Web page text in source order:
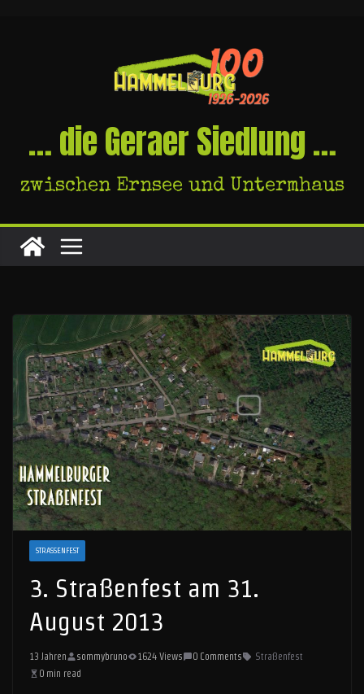
… die Geraer Siedlung …
zwischen Ernsee und Untermhaus
STRASSENFEST
3. Straßenfest am 31.
August 2013
13 Jahren sommybruno 1624 Views 0 Comments
Straßenfest
0 min read